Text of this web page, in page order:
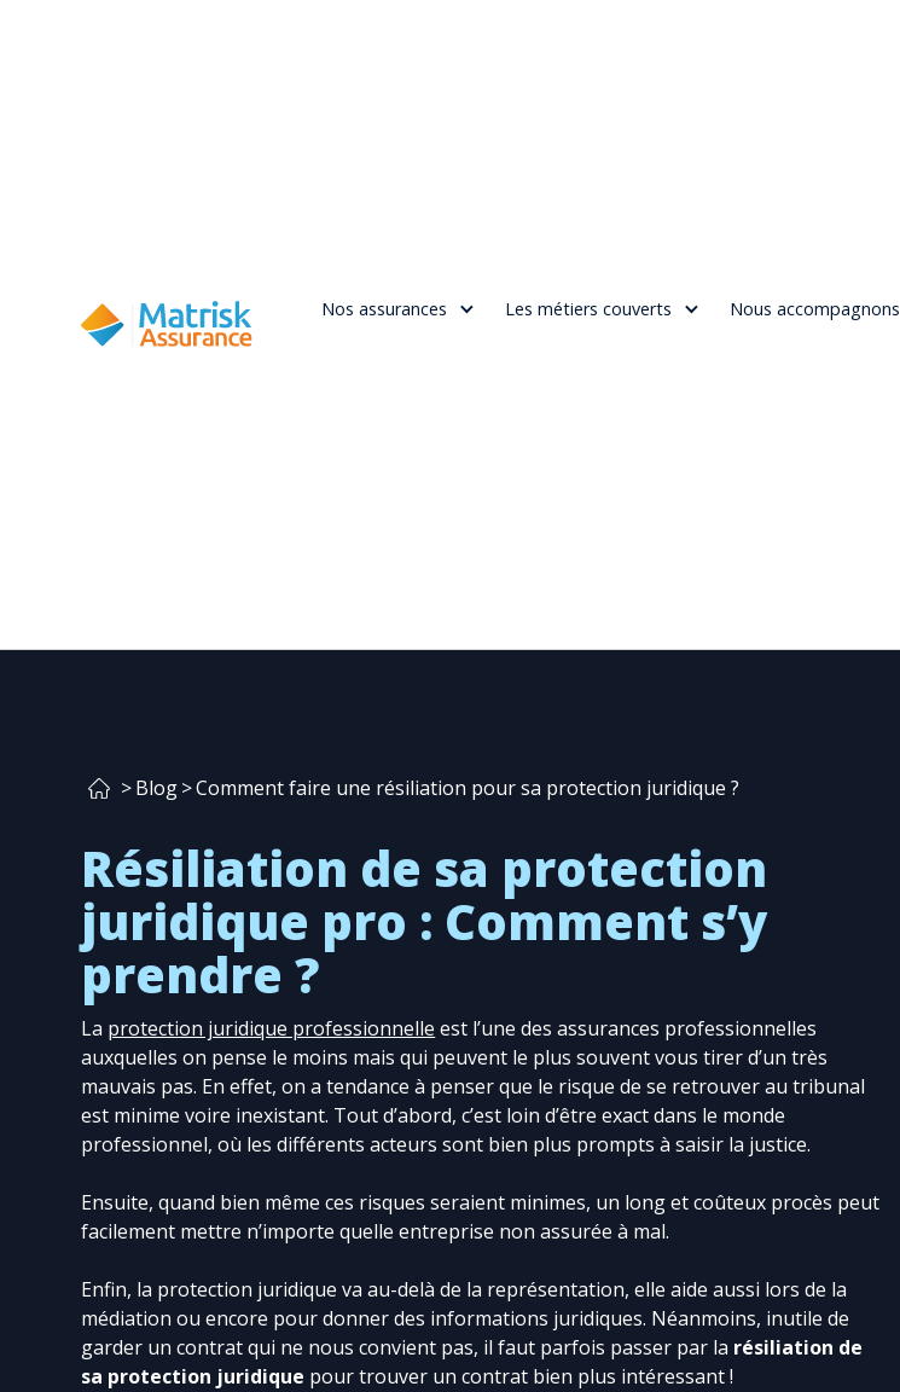
Nos assurances Les métiers couverts Nous accompagnons
>Blog>Comment faire une résiliation pour sa protection juridique ?
Résiliation de sa protection
juridique pro : Comment s’y
prendre ?
La protection juridique professionnelle est l’une des assurances professionnelles
auxquelles on pense le moins mais qui peuvent le plus souvent vous tirer d’un très
mauvais pas. En effet, on a tendance à penser que le risque de se retrouver au tribunal
est minime voire inexistant. Tout d’abord, c’est loin d’être exact dans le monde
professionnel, où les différents acteurs sont bien plus prompts à saisir la justice.
Ensuite, quand bien même ces risques seraient minimes, un long et coûteux procès peut
facilement mettre n’importe quelle entreprise non assurée à mal.
Enfin, la protection juridique va au-delà de la représentation, elle aide aussi lors de la
médiation ou encore pour donner des informations juridiques. Néanmoins, inutile de
garder un contrat qui ne nous convient pas, il faut parfois passer par la résiliation de
sa protection juridique pour trouver un contrat bien plus intéressant !